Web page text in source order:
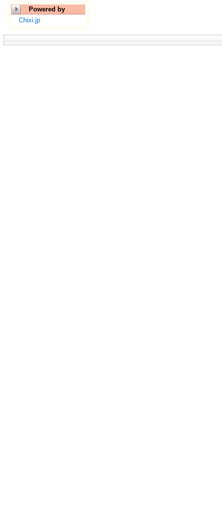
Powered by
Chixi.jp